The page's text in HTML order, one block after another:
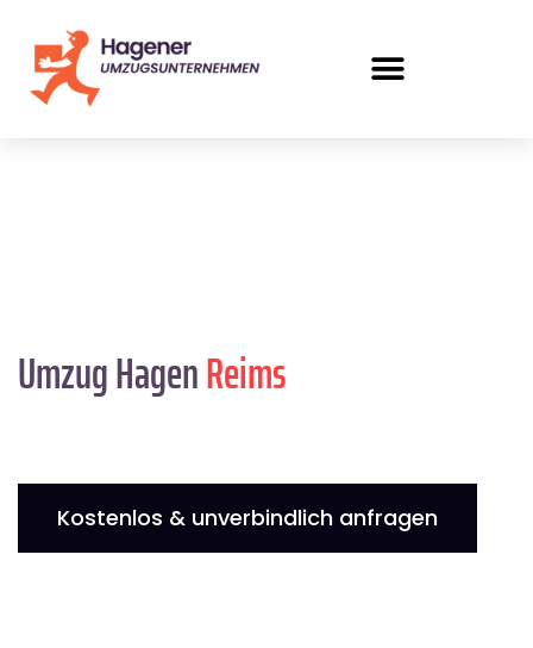
Umzug HagenReims
Kostenlos & unverbindlich anfragen